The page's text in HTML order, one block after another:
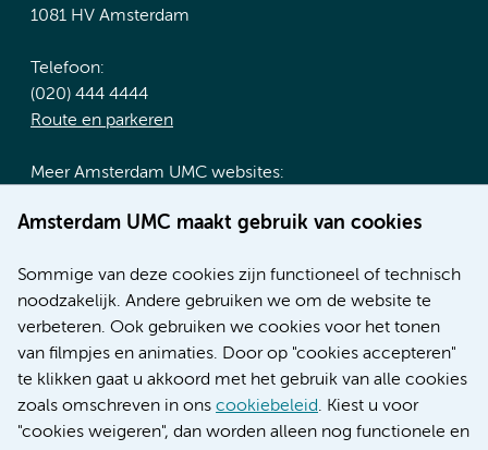
Amsterdam UMC maakt gebruik van cookies
Sommige van deze cookies zijn functioneel of technisch
noodzakelijk. Andere gebruiken we om de website te
verbeteren. Ook gebruiken we cookies voor het tonen
van filmpjes en animaties. Door op "cookies accepteren"
te klikken gaat u akkoord met het gebruik van alle cookies
zoals omschreven in ons cookiebeleid. Kiest u voor
"cookies weigeren", dan worden alleen nog functionele en
1081 HV Amsterdam
Telefoon:
(020) 444 4444
Route en parkeren
Meer Amsterdam UMC websites:
Werken bij Amsterdam UMC
Nieuws
Research
Educatie locatie AMC
Educatie locatie VUmc